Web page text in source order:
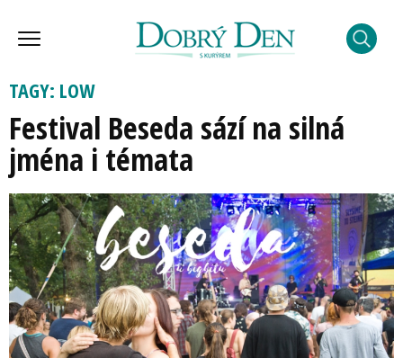
TAGY: LOW
Festival Beseda sází na silná
jména i témata